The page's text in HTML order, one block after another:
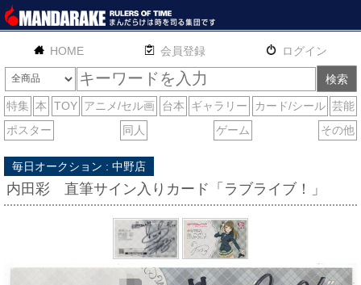
HOME English 通販 サイトマップ お問い合わせ
毎日オークション : 中野店
内田彩 直筆サイン入りカード「ラブライブ！」